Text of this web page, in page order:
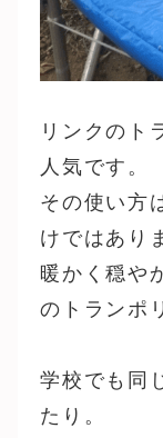
リンクのト
人気です。
その使い方
けではあり
暖かく穏や
のトランポ
学校でも同
たり。